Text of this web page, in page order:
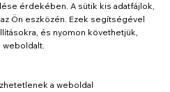
érdekében. A sütik kis adatfájlok,
Ön eszközén. Ezek segítségével
és nyomon követhetjük,
weboldalt.
a weboldal